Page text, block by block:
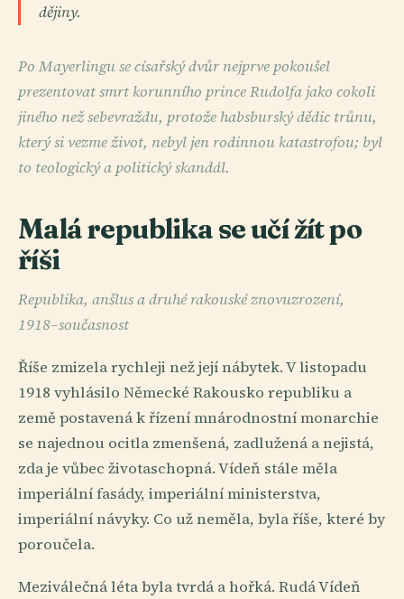
dějiny.
Po Mayerlingu se císařský dvůr nejprve pokoušel
prezentovat smrt korunního prince Rudolfa jako cokoli
jiného než sebevraždu, protože habsburský dědic trůnu,
který si vezme život, nebyl jen rodinnou katastrofou; byl
to teologický a politický skandál.
Malá republika se učí žít po
říši
Republika, anšlus a druhé rakouské znovuzrození,
1918–současnost
Říše zmizela rychleji než její nábytek. V listopadu
1918 vyhlásilo Německé Rakousko republiku a
země postavená k řízení mnárodnostní monarchie
se najednou ocitla zmenšená, zadlužená a nejistá,
zda je vůbec životaschopná. Vídeň stále měla
imperiální fasády, imperiální ministerstva,
imperiální návyky. Co už neměla, byla říše, které by
poroučela.
Meziválečná léta byla tvrdá a hořká. Rudá Vídeň